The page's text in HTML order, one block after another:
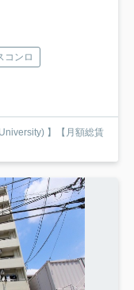
コンロ
】【月額総賃